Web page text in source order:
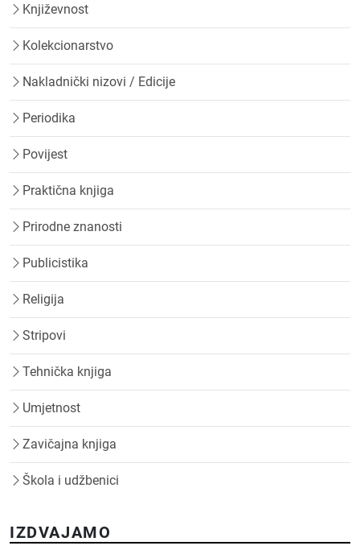
Književnost
Kolekcionarstvo
Nakladnički nizovi / Edicije
Periodika
Povijest
Praktična knjiga
Prirodne znanosti
Publicistika
Religija
Stripovi
Tehnička knjiga
Umjetnost
Zavičajna knjiga
Škola i udžbenici
IZDVAJAMO